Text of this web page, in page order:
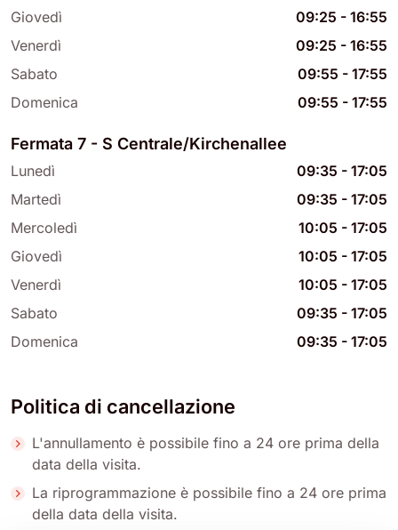
Giovedì
09:25 - 16:55
Venerdì
09:25 - 16:55
Sabato
09:55 - 17:55
Domenica
09:55 - 17:55
Fermata 7 - S Centrale/Kirchenallee
Lunedì 09:35 - 17:05
Martedì
09:35 - 17:05
Mercoledì
10:05 - 17:05
Giovedì
10:05 - 17:05
Venerdì
10:05 - 17:05
Sabato
09:35 - 17:05
Domenica
09:35 - 17:05
Politica di cancellazione
L'annullamento è possibile fino a 24 ore prima della
data della visita.
La riprogrammazione è possibile fino a 24 ore prima
della data della visita.